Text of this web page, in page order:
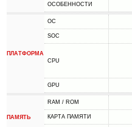
ОСОБЕННОСТИ
ПЛАТФОРМА
ОС
SOC
CPU
GPU
ПАМЯТЬ
RAM / ROM
КАРТА ПАМЯТИ